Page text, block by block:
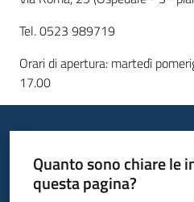
Tel. 0523 989719
Orari di apertura: martedì
17.00
Quanto sono chiare le
questa pagina?